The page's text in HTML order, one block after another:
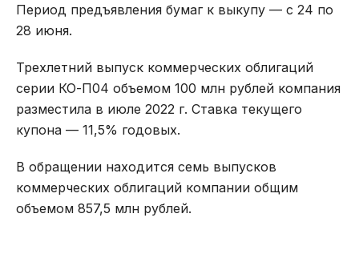
Период предъявления бумаг к выкупу — с 24 по
28 июня.
Трехлетний выпуск коммерческих облигаций
серии КО-П04 объемом 100 млн рублей компания
разместила в июле 2022 г. Ставка текущего
купона — 11,5% годовых.
В обращении находится семь выпусков
коммерческих облигаций компании общим
объемом 857,5 млн рублей.